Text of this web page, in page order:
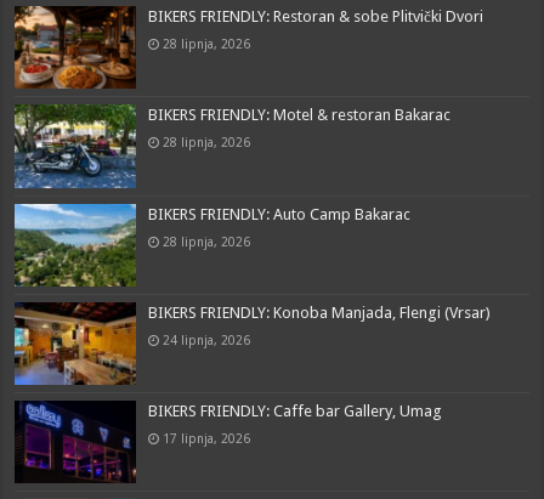
BIKERS FRIENDLY: Restoran & sobe Plitvički Dvori
28 lipnja, 2026
BIKERS FRIENDLY: Motel & restoran Bakarac
28 lipnja, 2026
BIKERS FRIENDLY: Auto Camp Bakarac
28 lipnja, 2026
BIKERS FRIENDLY: Konoba Manjada, Flengi (Vrsar)
24 lipnja, 2026
BIKERS FRIENDLY: Caffe bar Gallery, Umag
17 lipnja, 2026